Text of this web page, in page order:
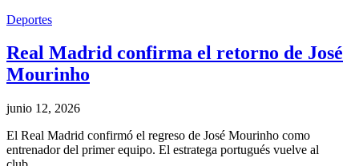
Deportes
Real Madrid confirma el retorno de José
Mourinho
junio 12, 2026
El Real Madrid confirmó el regreso de José Mourinho como
entrenador del primer equipo. El estratega portugués vuelve al